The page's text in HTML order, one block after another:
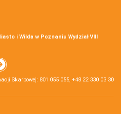
i Wilda w Poznaniu Wydział VIII
Skarbowej: 801 055 055, +48 22 330 03 30